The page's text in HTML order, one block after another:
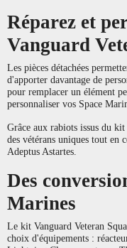
Réparez et
Vanguard
Les pièces détachées
d'apporter davantage de
pour remplacer un élément
personnaliser vos Space
Grâce aux rabiots issus du
des vétérans uniques tout en
Adeptus Astartes.
Des
Marines
Le kit Vanguard Veteran
choix d'équipements :